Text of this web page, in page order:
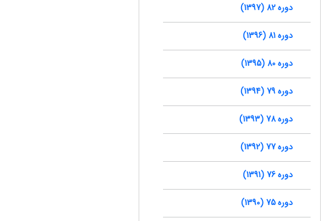
دوره 82 (1397)
دوره 81 (1396)
دوره 80 (1395)
دوره 79 (1394)
دوره 78 (1393)
دوره 77 (1392)
دوره 76 (1391)
دوره 75 (1390)